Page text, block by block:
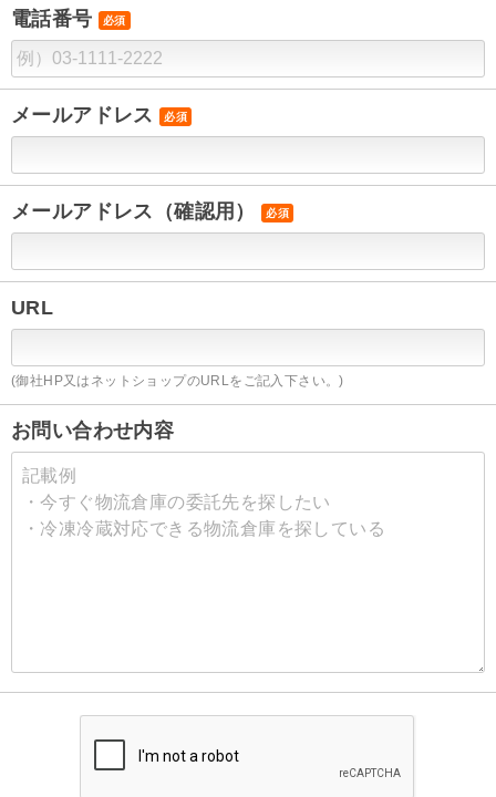
電話番号 必須
メールアドレス 必須
メールアドレス（確認用） 必須
URL
(御社HP又はネットショップのURLをご記入下さい。)
お問い合わせ内容
記載例
・今すぐ物流倉庫の委託先を探したい
・冷凍冷蔵対応できる物流倉庫を探している